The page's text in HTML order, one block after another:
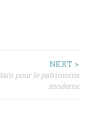
NEXT >
pour le patrimoine
moderne